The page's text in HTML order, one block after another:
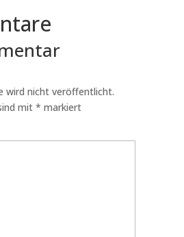
wird nicht veröffentlicht.
mit * markiert